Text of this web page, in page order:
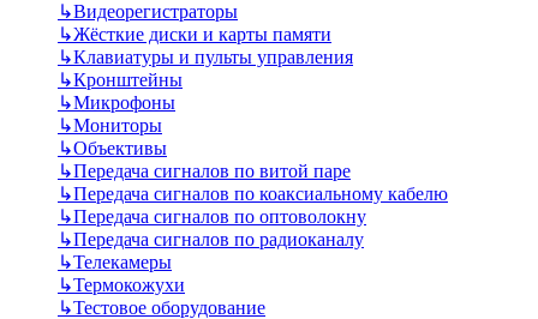
↳Видеорегистраторы
↳Жёсткие диски и карты памяти
↳Клавиатуры и пульты управления
↳Кронштейны
↳Микрофоны
↳Мониторы
↳Объективы
↳Передача сигналов по витой паре
↳Передача сигналов по коаксиальному кабелю
↳Передача сигналов по оптоволокну
↳Передача сигналов по радиоканалу
↳Телекамеры
↳Термокожухи
↳Тестовое оборудование